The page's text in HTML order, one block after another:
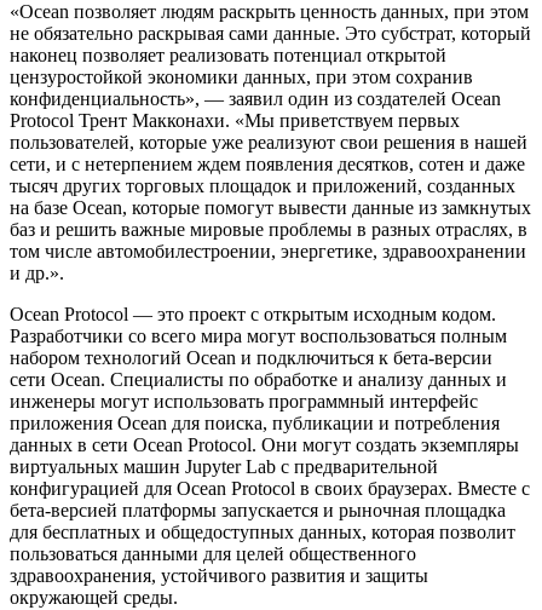
«Ocean позволяет людям раскрыть ценность данных, при этом
не обязательно раскрывая сами данные. Это субстрат, который
наконец позволяет реализовать потенциал открытой
цензуростойкой экономики данных, при этом сохранив
конфиденциальность», — заявил один из создателей Ocean
Protocol Трент Макконахи. «Мы приветствуем первых
пользователей, которые уже реализуют свои решения в нашей
сети, и с нетерпением ждем появления десятков, сотен и даже
тысяч других торговых площадок и приложений, созданных
на базе Ocean, которые помогут вывести данные из замкнутых
баз и решить важные мировые проблемы в разных отраслях, в
том числе автомобилестроении, энергетике, здравоохранении
и др.».
Ocean Protocol — это проект с открытым исходным кодом.
Разработчики со всего мира могут воспользоваться полным
набором технологий Ocean и подключиться к бета-версии
сети Ocean. Специалисты по обработке и анализу данных и
инженеры могут использовать программный интерфейс
приложения Ocean для поиска, публикации и потребления
данных в сети Ocean Protocol. Они могут создать экземпляры
виртуальных машин Jupyter Lab с предварительной
конфигурацией для Ocean Protocol в своих браузерах. Вместе с
бета-версией платформы запускается и рыночная площадка
для бесплатных и общедоступных данных, которая позволит
пользоваться данными для целей общественного
здравоохранения, устойчивого развития и защиты
окружающей среды.